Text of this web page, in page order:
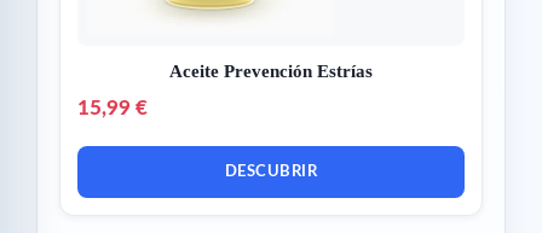
Aceite Prevención Estrías
15,99 €
DESCUBRIR